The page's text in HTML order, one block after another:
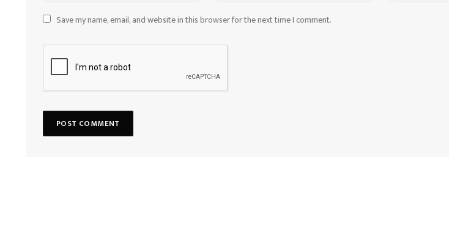
Save my name, email, and website in this browser for the next time I comment.